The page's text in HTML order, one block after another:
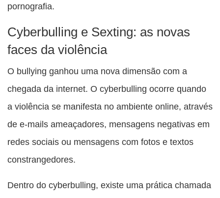
pornografia.
Cyberbulling e Sexting: as novas
faces da violência
O bullying ganhou uma nova dimensão com a
chegada da internet. O cyberbulling ocorre quando
a violência se manifesta no ambiente online, através
de e-mails ameaçadores, mensagens negativas em
redes sociais ou mensagens com fotos e textos
constrangedores.
Dentro do cyberbulling, existe uma prática chamada